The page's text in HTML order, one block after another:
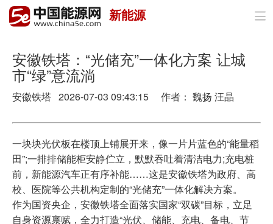
首页
政策与经济
电力
新能源
节能环保
新能源 
安徽铁塔：“光储充”一体化方案 让城
市“绿”意流淌
安徽铁塔 2026-07-03 09:43:15 作者： 魏扬 汪晶
一块块光伏板在楼顶上铺展开来，像一片片蓝色的“能量稻
田”;一排排储能柜安静伫立，默默吞吐着清洁电力;充电桩
前，新能源汽车正有序补能……这是安徽铁塔为政府、高
校、医院等公共机构定制的“光储充”一体化解决方案。
作为国资央企，安徽铁塔全面落实国家“双碳”目标，立足
自身资源禀赋，全力打造“光伏、储能、充电、备电、节